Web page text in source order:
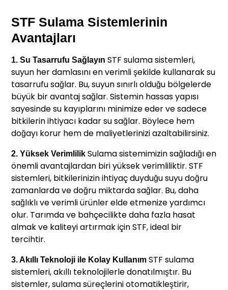
STF Sulama Sistemlerinin
Avantajları
1. Su Tasarrufu Sağlayın STF sulama sistemleri,
suyun her damlasını en verimli şekilde kullanarak su
tasarrufu sağlar. Bu, suyun sınırlı olduğu bölgelerde
büyük bir avantaj sağlar. Sistemin hassas yapısı
sayesinde su kayıplarını minimize eder ve sadece
bitkilerin ihtiyacı kadar su sağlar. Böylece hem
doğayı korur hem de maliyetlerinizi azaltabilirsiniz.
2. Yüksek Verimlilik Sulama sistemimizin sağladığı en
önemli avantajlardan biri yüksek verimliliktir. STF
sistemleri, bitkilerinizin ihtiyaç duyduğu suyu doğru
zamanlarda ve doğru miktarda sağlar. Bu, daha
sağlıklı ve verimli ürünler elde etmenize yardımcı
olur. Tarımda ve bahçecilikte daha fazla hasat
almak ve kaliteyi artırmak için STF, ideal bir
tercihtir.
3. Akıllı Teknoloji ile Kolay Kullanım STF sulama
sistemleri, akıllı teknolojilerle donatılmıştır. Bu
sistemler, sulama süreçlerini otomatikleştirir,